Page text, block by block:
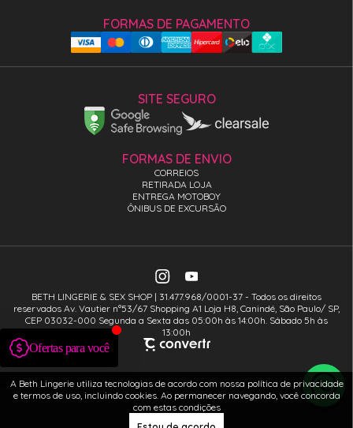
SITE SEGURO
FORMAS DE PAGAMENTO
FORMAS DE ENVIO
CORREIOS
RETIRADA LOJA
ENTREGA MOTOBOY
ÔNIBUS DE EXCURSÃO
BETH LINGERIE & SEX SHOP | 31.477.968/0001-37 - Todos os direitos
reservados Av. Vautier n°53/67 Shopping A1 Loja H8, Canindé, São Paulo/ SP,
CEP 03032-000 Segunda a Sexta das 05:00h às 14:00h. Sábado 5h às
13:00h
A Beth Lingerie utiliza tecnologias de acordo com nossa política de privacidade
e termos de uso, incluindo cookies. Ao permanecer navegando, você concorda
com estas condições